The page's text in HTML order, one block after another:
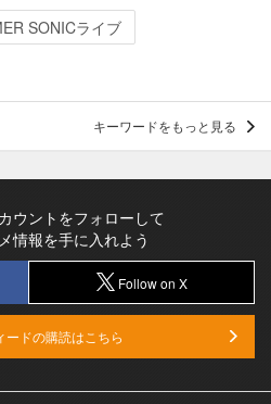
SONICライブ
キーワードをもっと見る
ウントをフォローして
情報を手に入れよう
Follow on X
ドの購読はこちら